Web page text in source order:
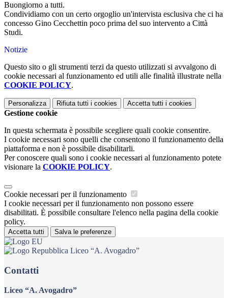
Buongiorno a tutti.
Condividiamo con un certo orgoglio un'intervista esclusiva che ci ha
concesso Gino Cecchettin poco prima del suo intervento a Città
Studi.
Notizie
Questo sito o gli strumenti terzi da questo utilizzati si avvalgono di
cookie necessari al funzionamento ed utili alle finalità illustrate nella
COOKIE POLICY.
Personalizza Rifiuta tutti i cookies Accetta tutti i cookies
Gestione cookie
In questa schermata è possibile scegliere quali cookie consentire.
I cookie necessari sono quelli che consentono il funzionamento della
piattaforma e non è possibile disabilitarli.
Per conoscere quali sono i cookie necessari al funzionamento potete
visionare la COOKIE POLICY.
Cookie necessari per il funzionamento
I cookie necessari per il funzionamento non possono essere
disabilitati. È possibile consultare l'elenco nella pagina della cookie
policy.
Accetta tutti Salva le preferenze
Liceo “A. Avogadro”
Contatti
Liceo “A. Avogadro”